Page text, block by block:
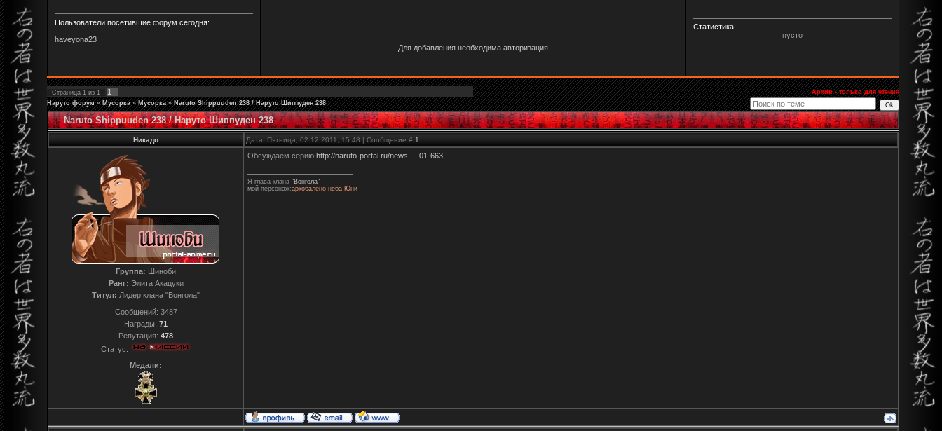
Пользователи посетившие форум сегодня:
haveyona23
Для добавления необходима авторизация
Статистика:
пусто
Страница 1 из 1 1
Архив - только для чтения
Наруто форум » Мусорка » Мусорка » Naruto Shippuuden 238 / Наруто Шиппуден 238
Naruto Shippuuden 238 / Наруто Шиппуден 238
Никадо Дата: Пятница, 02.12.2011, 15:48 | Сообщение # 1
Группа: Шиноби
Ранг: Элита Акацуки
Титул: Лидер клана "Вонгола"
Сообщений: 3487
Награды: 71
Репутация: 478
Статус:
Медали:
Обсуждаем серию http://naruto-portal.ru/news....-01-663
Я глава клана "Вонгола"
мой персонаж:аркобалено неба Юни